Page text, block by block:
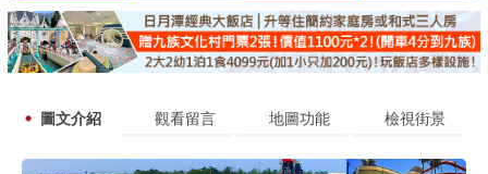
圖文介紹 觀看留言 地圖功能 檢視街景